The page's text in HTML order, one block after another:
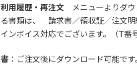
用履歴・再注文 メニューよりダウ
書類は、 請求書／領収証／注文
ンボイス対応でございます。（T番
：ご注文後にダウンロード可能です。